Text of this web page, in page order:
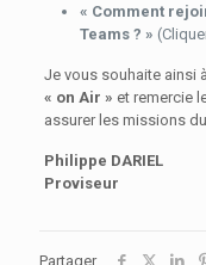
« Comment
Teams ? »
Je vous souhaite ainsi
« on Air » et remercie
assurer les missions
Philippe DARIEL
Proviseur
Partager